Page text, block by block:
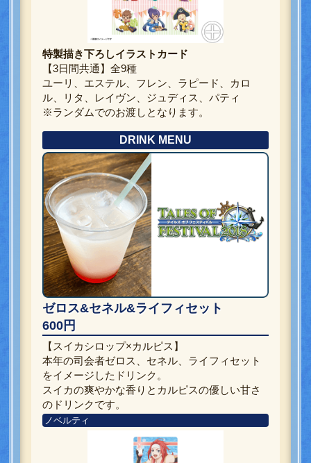
特製描き下ろしイラストカード
【3日間共通】全9種
ユーリ、エステル、フレン、ラピード、カロ
ル、リタ、レイヴン、ジュディス、パティ
※ランダムでのお渡しとなります。
DRINK MENU
ゼロス&セネル&ライフィセット
600円
【スイカシロップ×カルピス】
本年の司会者ゼロス、セネル、ライフィセット
をイメージしたドリンク。
スイカの爽やかな香りとカルピスの優しい甘さ
のドリンクです。
ノベルティ